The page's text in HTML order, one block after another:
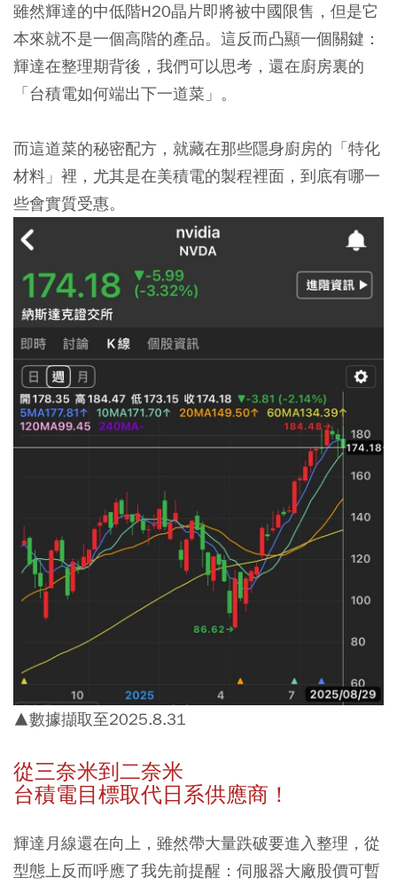
雖然輝達的中低階H20晶片即將被中國限售，但是它
本來就不是一個高階的產品。這反而凸顯一個關鍵：
輝達在整理期背後，我們可以思考，還在廚房裏的
「台積電如何端出下一道菜」。
而這道菜的秘密配方，就藏在那些隱身廚房的「特化
材料」裡，尤其是在美積電的製程裡面，到底有哪一
些會實質受惠。
▲數據擷取至2025.8.31
從三奈米到二奈米
台積電目標取代日系供應商！
輝達月線還在向上，雖然帶大量跌破要進入整理，從
型態上反而呼應了我先前提醒：伺服器大廠股價可暫